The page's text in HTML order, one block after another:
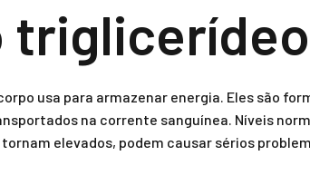
usa para armazenar energia. Eles são
na corrente sanguínea. Níveis
elevados, podem causar sérios